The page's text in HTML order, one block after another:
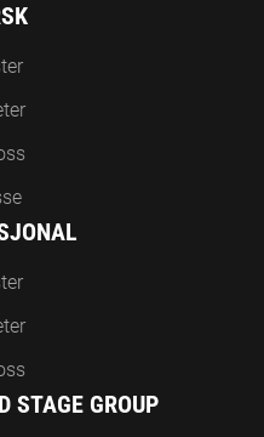
STAGE GROUP